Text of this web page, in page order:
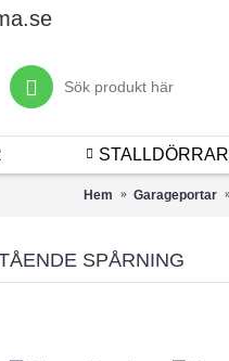
STALLDÖRRAR
Hem Garageportar
SPÅRNING